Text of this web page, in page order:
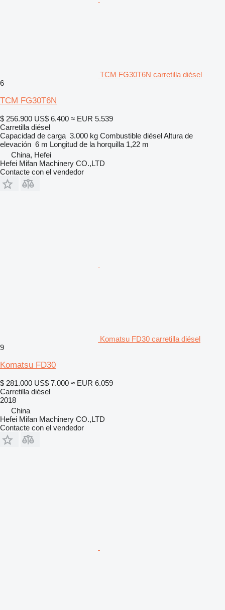
TCM FG30T6N carretilla diésel
6
TCM FG30T6N
$ 256.900 US$ 6.400 ≈ EUR 5.539
Carretilla diésel
Capacidad de carga 3.000 kg Combustible diéselAltura de
elevación 6 m Longitud de la horquilla 1,22 m
China, Hefei
Hefei Mifan Machinery CO.,LTD
Contacte con el vendedor
Komatsu FD30 carretilla diésel
9
Komatsu FD30
$ 281.000 US$ 7.000 ≈ EUR 6.059
Carretilla diésel
2018
China
Hefei Mifan Machinery CO.,LTD
Contacte con el vendedor